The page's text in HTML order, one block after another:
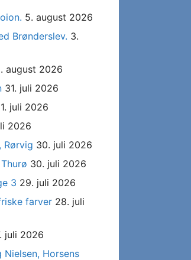
5. august 2026
Brønderslev. 3.
august 2026
31. juli 2026
juli 2026
2026
Rørvig 30. juli 2026
30. juli 2026
3 29. juli 2026
farver 28. juli
juli 2026
Nielsen, Horsens